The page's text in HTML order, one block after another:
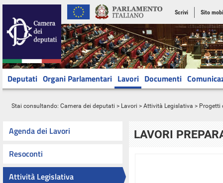
Scrivi Sito
Deputati Organi Parlamentari Lavori Documenti
Stai consultando: Camera dei deputati > Lavori > Attività Legislativa > Progetti
Agenda dei Lavori
Resoconti
Attività Legislativa
LAVORI